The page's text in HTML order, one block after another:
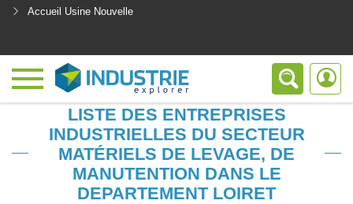
Accueil Usine Nouvelle
LISTE DES ENTREPRISES
INDUSTRIELLES DU SECTEUR
MATÉRIELS DE LEVAGE, DE
MANUTENTION DANS LE
DEPARTEMENT LOIRET